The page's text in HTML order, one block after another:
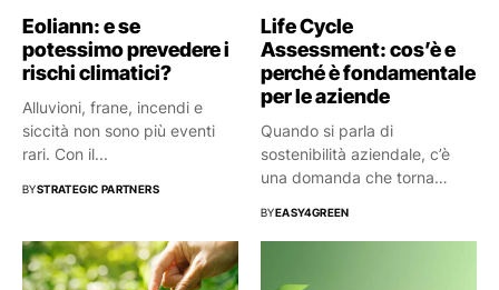
Eoliann: e se
potessimo prevedere i
rischi climatici?
Alluvioni, frane, incendi e
siccità non sono più eventi
rari. Con il...
BYSTRATEGIC PARTNERS
Life Cycle
Assessment: cos’è e
perché è fondamentale
per le aziende
Quando si parla di
sostenibilità aziendale, c’è
una domanda che torna
BYEASY4GREEN